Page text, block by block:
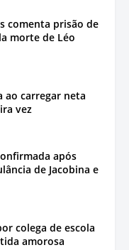
comenta prisão de
morte de Léo
ao carregar neta
vez
após
de Jacobina e
colega de escola
amorosa